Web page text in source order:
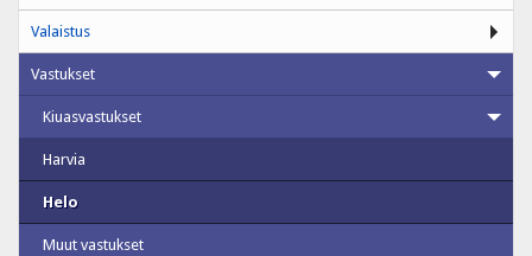
Valaistus
Vastukset
Kiuasvastukset
Harvia
Helo
Muut vastukset